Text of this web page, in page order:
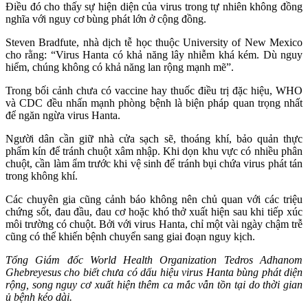
Điều đó cho thấy sự hiện diện của virus trong tự nhiên không đồng
nghĩa với nguy cơ bùng phát lớn ở cộng đồng.
Steven Bradfute, nhà dịch tễ học thuộc University of New Mexico
cho rằng: “Virus Hanta có khả năng lây nhiễm khá kém. Dù nguy
hiểm, chúng không có khả năng lan rộng mạnh mẽ”.
Trong bối cảnh chưa có vaccine hay thuốc điều trị đặc hiệu, WHO
và CDC đều nhấn mạnh phòng bệnh là biện pháp quan trọng nhất
để ngăn ngừa virus Hanta.
Người dân cần giữ nhà cửa sạch sẽ, thoáng khí, bảo quản thực
phẩm kín để tránh chuột xâm nhập. Khi dọn khu vực có nhiều phân
chuột, cần làm ẩm trước khi vệ sinh để tránh bụi chứa virus phát tán
trong không khí.
Các chuyên gia cũng cảnh báo không nên chủ quan với các triệu
chứng sốt, đau đầu, đau cơ hoặc khó thở xuất hiện sau khi tiếp xúc
môi trường có chuột. Bởi với virus Hanta, chỉ một vài ngày chậm trễ
cũng có thể khiến bệnh chuyển sang giai đoạn nguy kịch.
Tổng Giám đốc World Health Organization Tedros Adhanom
Ghebreyesus cho biết chưa có dấu hiệu virus Hanta bùng phát diện
rộng, song nguy cơ xuất hiện thêm ca mắc vẫn tồn tại do thời gian
ủ bệnh kéo dài.